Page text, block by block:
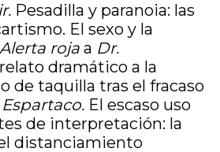
Pesadilla y paranoia: las
El sexo y la
Alerta roja a Dr.
dramático a la
de taquilla tras el fracaso
Espartaco. El escaso uso
de interpretación: la
distanciamiento